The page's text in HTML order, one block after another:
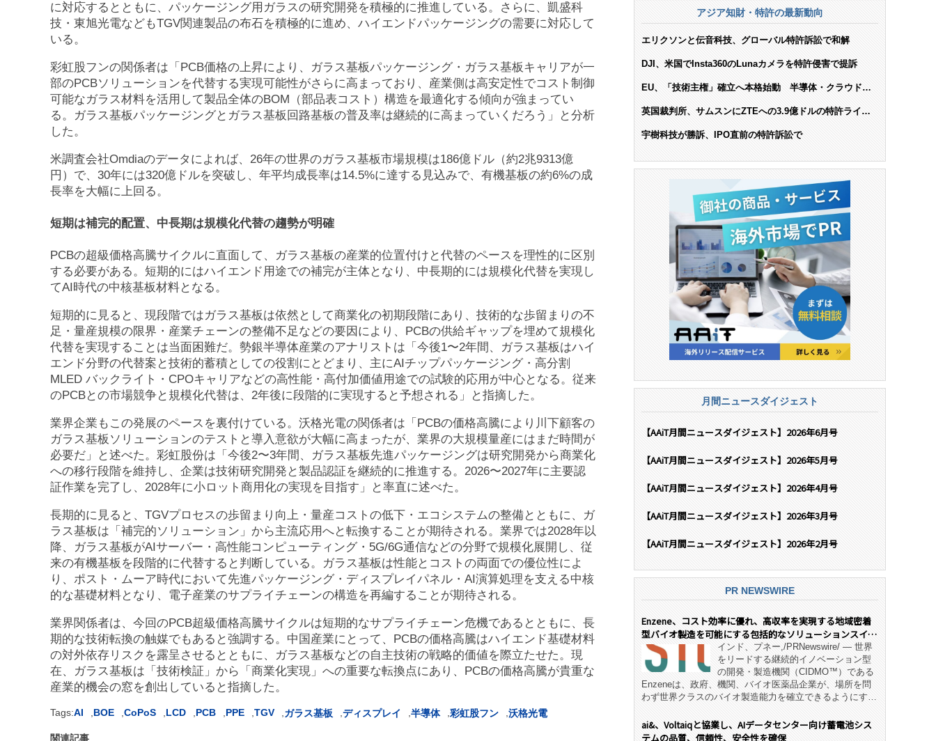
に対応するとともに、パッケージング用ガラスの研究開発を積極的に推進している。さらに、凱盛科
技・東旭光電などもTGV関連製品の布石を積極的に進め、ハイエンドパッケージングの需要に対応して
いる。
彩虹股フンの関係者は「PCB価格の上昇により、ガラス基板パッケージング・ガラス基板キャリアが一
部のPCBソリューションを代替する実現可能性がさらに高まっており、産業側は高安定性でコスト制御
可能なガラス材料を活用して製品全体のBOM（部品表コスト）構造を最適化する傾向が強まってい
る。ガラス基板パッケージングとガラス基板回路基板の普及率は継続的に高まっていくだろう」と分析
した。
米調査会社Omdiaのデータによれば、26年の世界のガラス基板市場規模は186億ドル（約2兆9313億
円）で、30年には320億ドルを突破し、年平均成長率は14.5%に達する見込みで、有機基板の約6%の成
長率を大幅に上回る。
短期は補完的配置、中長期は規模化代替の趨勢が明確
PCBの超級価格高騰サイクルに直面して、ガラス基板の産業的位置付けと代替のペースを理性的に区別
する必要がある。短期的にはハイエンド用途での補完が主体となり、中長期的には規模化代替を実現し
てAI時代の中核基板材料となる。
短期的に見ると、現段階ではガラス基板は依然として商業化の初期段階にあり、技術的な歩留まりの不
足・量産規模の限界・産業チェーンの整備不足などの要因により、PCBの供給ギャップを埋めて規模化
代替を実現することは当面困難だ。勢銀半導体産業のアナリストは「今後1〜2年間、ガラス基板はハイ
エンド分野の代替案と技術的蓄積としての役割にとどまり、主にAIチップパッケージング・高分割
MLED バックライト・CPOキャリアなどの高性能・高付加価値用途での試験的応用が中心となる。従来
のPCBとの市場競争と規模化代替は、2年後に段階的に実現すると予想される」と指摘した。
業界企業もこの発展のペースを裏付けている。沃格光電の関係者は「PCBの価格高騰により川下顧客の
ガラス基板ソリューションのテストと導入意欲が大幅に高まったが、業界の大規模量産にはまだ時間が
必要だ」と述べた。彩虹股份は「今後2〜3年間、ガラス基板先進パッケージングは研究開発から商業化
への移行段階を維持し、企業は技術研究開発と製品認証を継続的に推進する。2026〜2027年に主要認
証作業を完了し、2028年に小ロット商用化の実現を目指す」と率直に述べた。
長期的に見ると、TGVプロセスの歩留まり向上・量産コストの低下・エコシステムの整備とともに、ガ
ラス基板は「補完的ソリューション」から主流応用へと転換することが期待される。業界では2028年以
降、ガラス基板がAIサーバー・高性能コンピューティング・5G/6G通信などの分野で規模化展開し、従
来の有機基板を段階的に代替すると判断している。ガラス基板は性能とコストの両面での優位性によ
り、ポスト・ムーア時代において先進パッケージング・ディスプレイパネル・AI演算処理を支える中核
的な基礎材料となり、電子産業のサプライチェーンの構造を再編することが期待される。
業界関係者は、今回のPCB超級価格高騰サイクルは短期的なサプライチェーン危機であるとともに、長
期的な技術転換の触媒でもあると強調する。中国産業にとって、PCBの価格高騰はハイエンド基礎材料
の対外依存リスクを露呈させるとともに、ガラス基板などの自主技術の戦略的価値を際立たせた。現
在、ガラス基板は「技術検証」から「商業化実現」への重要な転換点にあり、PCBの価格高騰が貴重な
産業的機会の窓を創出していると指摘した。
Tags:AI BOE CoPoS LCD PCB PPE TGV ガラス基板 ディスプレイ 半導体 彩虹股フン 沃格光電
関連記事
アジア知財・特許の最新動向
エリクソンと伝音科技、グローバル特許訴訟で和解
DJI、米国でInsta360のLunaカメラを特許侵害で提訴
EU、「技術主権」確立へ本格始動 半導体・クラウド・
英国裁判所、サムスンにZTEへの3.9億ドルの特許ライセ
宇樹科技が勝訴、IPO直前の特許訴訟で
月間ニュースダイジェスト
【AAiT月間ニュースダイジェスト】2026年6月号
【AAiT月間ニュースダイジェスト】2026年5月号
【AAiT月間ニュースダイジェスト】2026年4月号
【AAiT月間ニュースダイジェスト】2026年3月号
【AAiT月間ニュースダイジェスト】2026年2月号
PR NEWSWIRE
Enzene、コスト効率に優れ、高収率を実現する地域密着
型バイオ製造を可能にする包括的なソリューションスイー
ト「NeX™」 をリリースインド、プネー,/PRNewswire/ — 世界
をリードする継続的イノベーション型
の開発・製造機関（CIDMO™）である
Enzeneは、政府、機関、バイオ医薬品企業が、場所を問
わず世界クラスのバイオ製造能力を確立できるようにす
デル「NeX™」の立ち上げを発表しました。 同社の実績
あるEnzeneX® fully‑connected continuous
ai&、Voltaiqと協業し、AIデータセンター向け蓄電池シス
テムの品質、信頼性、安全性を確保